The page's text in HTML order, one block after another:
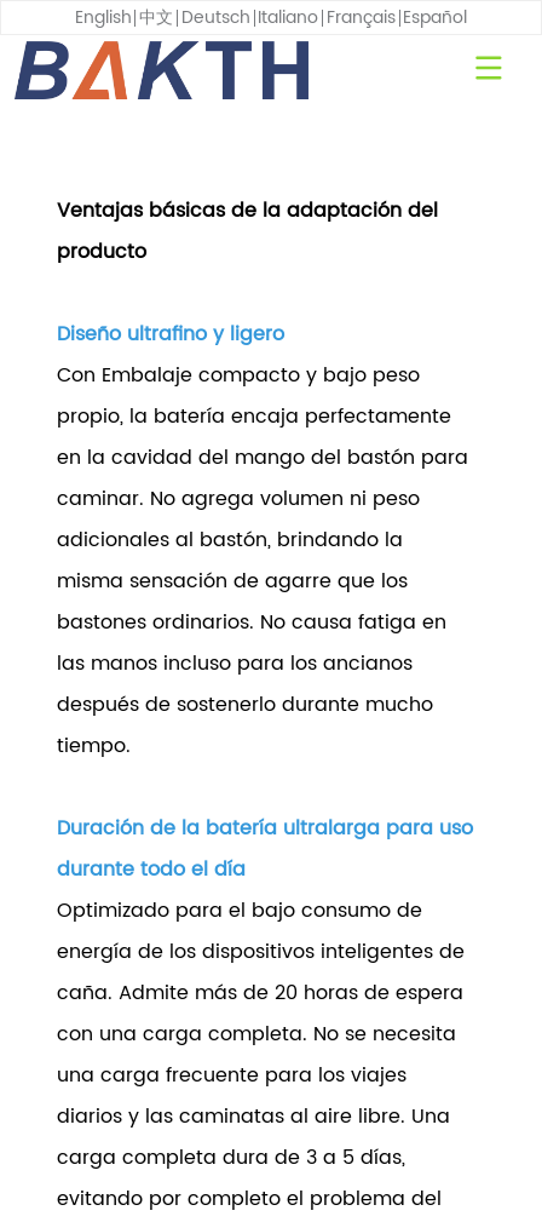
English 中文 Deutsch Italiano Français Español
Ventajas básicas de la adaptación del
producto
Diseño ultrafino y ligero
Con Embalaje compacto y bajo peso
propio, la batería encaja perfectamente
en la cavidad del mango del bastón para
caminar. No agrega volumen ni peso
adicionales al bastón, brindando la
misma sensación de agarre que los
bastones ordinarios. No causa fatiga en
las manos incluso para los ancianos
después de sostenerlo durante mucho
tiempo.
Duración de la batería ultralarga para uso
durante todo el día
Optimizado para el bajo consumo de
energía de los dispositivos inteligentes de
caña. Admite más de 20 horas de espera
con una carga completa. No se necesita
una carga frecuente para los viajes
diarios y las caminatas al aire libre. Una
carga completa dura de 3 a 5 días,
evitando por completo el problema del